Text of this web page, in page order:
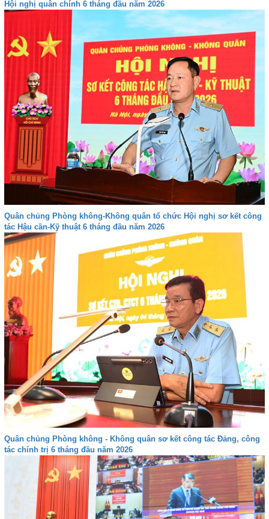
Hội nghị quân chính 6 tháng đầu năm 2026
Quân chủng Phòng không-Không quân tổ chức Hội nghị sơ kết công
tác Hậu cần-Kỹ thuật 6 tháng đầu năm 2026
Quân chủng Phòng không - Không quân sơ kết công tác Đảng, công
tác chính trị 6 tháng đầu năm 2026